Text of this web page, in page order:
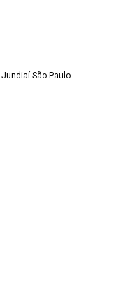
Jundiaí São Paulo